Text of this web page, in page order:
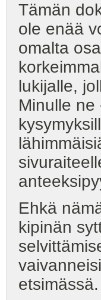
Tämän
ole enää
omalta
lukijalle,
Minulle ne
Ehkä
kipinän